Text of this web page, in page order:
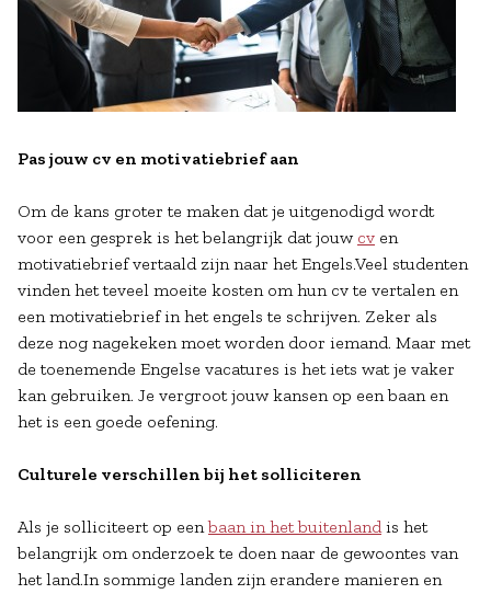
Pas jouw cv en motivatiebrief aan
Om de kans groter te maken dat je uitgenodigd wordt
voor een gesprek is het belangrijk dat jouw cv en
motivatiebrief vertaald zijn naar het Engels.Veel studenten
vinden het teveel moeite kosten om hun cv te vertalen en
een motivatiebrief in het engels te schrijven. Zeker als
deze nog nagekeken moet worden door iemand. Maar met
de toenemende Engelse vacatures is het iets wat je vaker
kan gebruiken. Je vergroot jouw kansen op een baan en
het is een goede oefening.
Culturele verschillen bij het solliciteren
Als je solliciteert op eenbaan in het buitenlandis het
belangrijk om onderzoek te doen naar de gewoontes van
het land.In sommige landen zijn erandere manieren en